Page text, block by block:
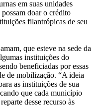
em suas unidades
doar o crédito
filantrópicas de seu
que esteve na sede da
instituições do
beneficiadas por essas
de mobilização. “A ideia
as instituições de sua
que cada município
desse recurso às